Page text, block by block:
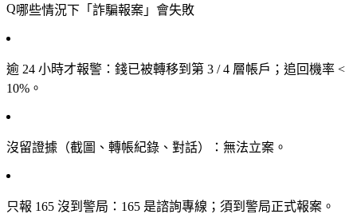
哪些情況下「詐騙報案」會失敗
逾 24 小時才報警 ：錢已被轉移到第 3 / 4 層帳戶；追回機率 <
10%。
沒留證據（截圖、轉帳紀錄、對話） ：無法立案。
只報 165 沒到警局 ：165 是諮詢專線；須到警局正式報案。